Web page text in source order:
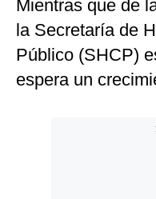
Mientras que de
la Secretaría de
Público (SHCP)
espera un